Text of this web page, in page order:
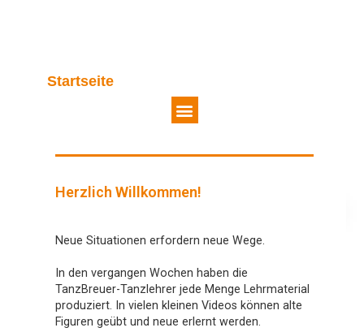
Startseite
Herzlich Willkommen!
Neue Situationen erfordern neue Wege.
In den vergangen Wochen haben die
TanzBreuer-Tanzlehrer jede Menge Lehrmaterial
produziert. In vielen kleinen Videos können alte
Figuren geübt und neue erlernt werden.